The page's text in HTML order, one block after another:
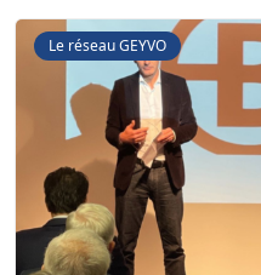
Le réseau GEYVO